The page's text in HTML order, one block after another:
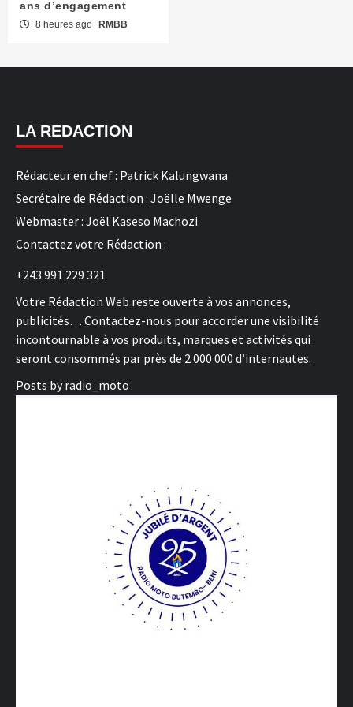
ans d’engagement
8 heures ago RMBB
LA REDACTION
Rédacteur en chef : Patrick Kalungwana
Secrétaire de Rédaction : Joëlle Mwenge
Webmaster : Joël Kaseso Machozi
Contactez votre Rédaction :
+243 991 229 321
Votre Rédaction Web reste ouverte à vos annonces,
publicités… Contactez-nous pour accorder une visibilité
incontournable à vos produits, marques et activités qui
seront consommés par près de 2 000 000 d’internautes.
Posts by radio_moto